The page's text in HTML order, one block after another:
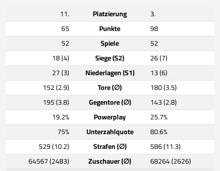
11. Platzierung
3.
65
Punkte
98
52
Spiele
52
18 (4)
Siege (S2)
26 (7)
27 (3)
Niederlagen (S1)
13 (6)
152 (2.9)
Tore (∅)
180 (3.5)
195 (3.8)
Gegentore (∅)
143 (2.8)
19.2%
Powerplay
25.7%
75%
Unterzahlquote
80.6%
529 (10.2)
Strafen (∅)
586 (11.3)
64567 (2483)
Zuschauer (∅) 68264 (2626)